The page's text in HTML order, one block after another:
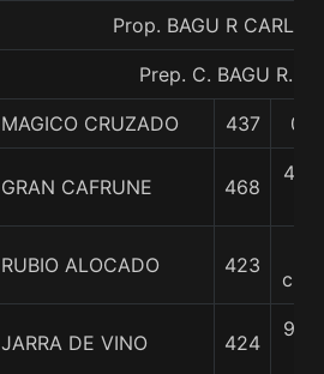
Prop. BAGU R CARLOS
Prep. C. BAGU R.
MAGICO CRUZADO 437 0/0
GRAN CAFRUNE 468
4 1/
RUBIO ALOCADO 423
JARRA DE VINO 424
9 1/